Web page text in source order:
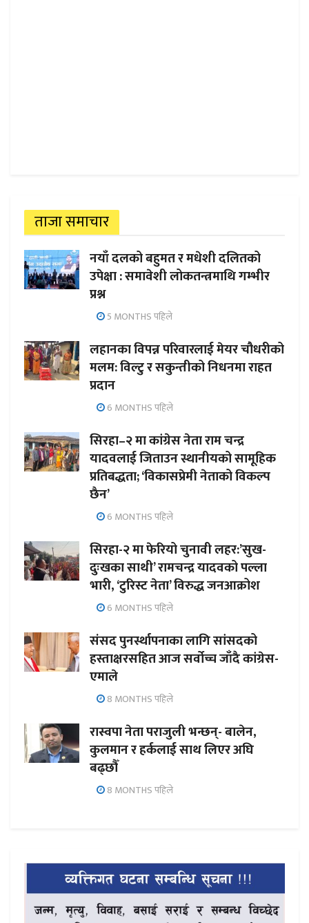
ताजा समाचार
नयाँ दलको बहुमत र मधेशी दलितको
उपेक्षा : समावेशी लोकतन्त्रमाथि गम्भीर
प्रश्न
5 MONTHS पहिले
लहानका विपन्न परिवारलाई मेयर चौधरीको
मलम: विल्टु र सकुन्तीको निधनमा राहत
प्रदान
6 MONTHS पहिले
सिरहा–२ मा कांग्रेस नेता राम चन्द्र
यादवलाई जिताउन स्थानीयको सामूहिक
प्रतिबद्धता; ‘विकासप्रेमी नेताको विकल्प
छैन’
6 MONTHS पहिले
सिरहा-२ मा फेरियो चुनावी लहर:’सुख-
दुःखका साथी’ रामचन्द्र यादवको पल्ला
भारी, ‘टुरिस्ट नेता’ विरुद्ध जनआक्रोश
6 MONTHS पहिले
संसद पुनर्स्थापनाका लागि सांसदको
हस्ताक्षरसहित आज सर्वोच्च जाँदै कांग्रेस-
एमाले
8 MONTHS पहिले
रास्वपा नेता पराजुली भन्छन्- बालेन,
कुलमान र हर्कलाई साथ लिएर अघि
बढ्छौँ
8 MONTHS पहिले